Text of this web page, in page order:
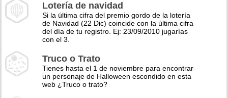
Lotería de navidad
Si la última cifra del premio gordo de la lotería
de Navidad (22 Dic) coincide con la última cifra
del día de tu registro. Ej: 23/09/2010 jugarías
con el 3.
Truco o Trato
Tienes hasta el 1 de noviembre para encontrar
un personaje de Halloween escondido en esta
web ¿Truco o trato?